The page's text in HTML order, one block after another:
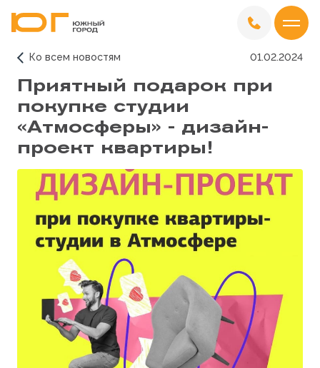
Ко всем новостям 01.02.2024
Приятный подарок при
покупке студии
«Атмосферы» - дизайн-
проект квартиры!